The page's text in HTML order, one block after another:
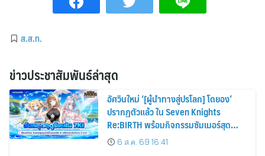
ส.ส.ท.
ข่าวประชาสัมพันธ์ล่าสุด
อัศวินใหม่ ‘[ผู้นำทางสู่ปรโลก] โดยอง’
ปรากฏตัวแล้ว ใน Seven Knights
Re:BIRTH พร้อมกิจกรรมซัมเมอร์สุด
พิเศษ !6 ส.ค. 69 16:41